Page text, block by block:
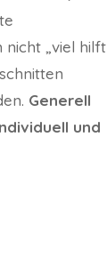
nicht „viel hilft
Generell
und